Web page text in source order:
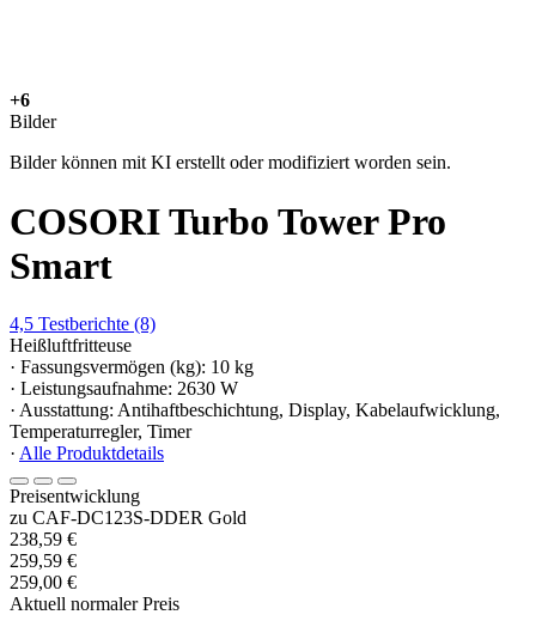
+6
Bilder
Bilder können mit KI erstellt oder modifiziert worden sein.
COSORI Turbo Tower Pro
Smart
4,5 Testberichte (8)
Heißluftfritteuse
· Fassungsvermögen (kg): 10 kg
· Leistungsaufnahme: 2630 W
· Ausstattung: Antihaftbeschichtung, Display, Kabelaufwicklung,
Temperaturregler, Timer
· Alle Produktdetails
Preisentwicklung
zu CAF-DC123S-DDER Gold
238,59 €
259,59 €
259,00 €
Aktuell normaler Preis